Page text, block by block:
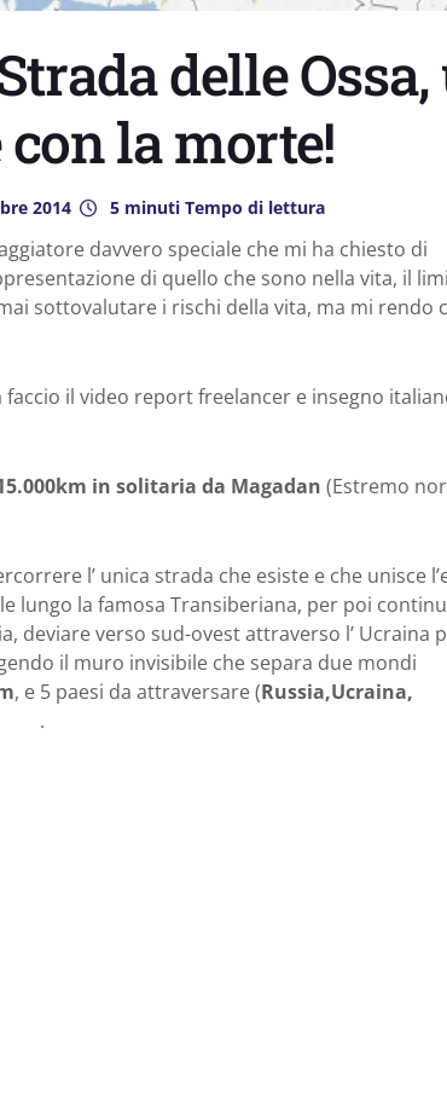
delle
la morte!
2014 5 minuti Tempo di lettura
davvero speciale che mi ha chiesto di
di quello che sono nella vita, il
sottovalutare i rischi della vita, ma mi rendo
il video report freelancer e insegno
in solitaria da Magadan (Estremo
l’ unica strada che esiste e che unisce
lungo la famosa Transiberiana, per poi
deviare verso sud-ovest attraverso l’ Ucraina
il muro invisibile che separa due mondi
, e 5 paesi da attraversare (Russia,Ucraina,